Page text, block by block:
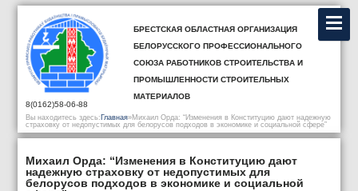
Брестская областная организация
Белорусского профессионального
союза работников строительства и
промышленности строительных
материалов
Вы находитесь здесь: Главная»Михаил Орда: “Изменения в Конституцию дают надежную
страховку от недопустимых для белорусов подходов в экономике и социальной сфере”
8(0162)58-06-88
Михаил Орда: “Изменения в Конституцию дают
надежную страховку от недопустимых для
белорусов подходов в экономике и социальной